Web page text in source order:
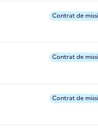
Contrat de
Contrat de
Contrat de